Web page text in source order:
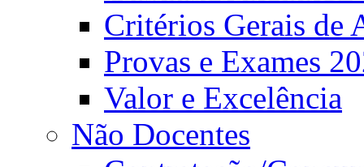
Critérios Gerais de
Provas e Exames
Valor e Excelência
Não Docentes